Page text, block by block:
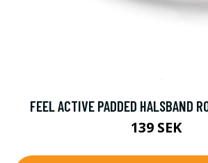
FEEL ACTIVE PADDED HALSBAND
139 SEK